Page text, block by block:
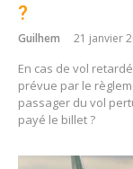
?
Guilhem 21 janvier
En cas de vol
prévue par le
passager du vol
payé le billet ?